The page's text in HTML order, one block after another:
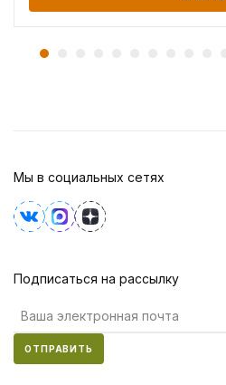
Мы в социальных сетях
Подписаться на рассылку
ОТПРАВИТЬ